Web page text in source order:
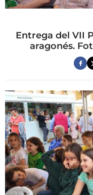
Entrega del VII
aragonés.